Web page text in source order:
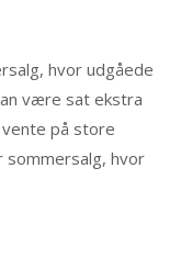
hvor udgåede
være sat ekstra
på store
sommersalg, hvor